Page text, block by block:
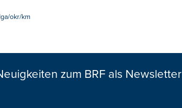
okr/km
zum BRF als Newsletter